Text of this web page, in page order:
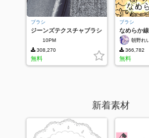
ブラシ
ジーンズテクスチャブラシ
10PM
308,270
無料
ブラシ
なめらか
朝野れ
366,782
無料
新着素材